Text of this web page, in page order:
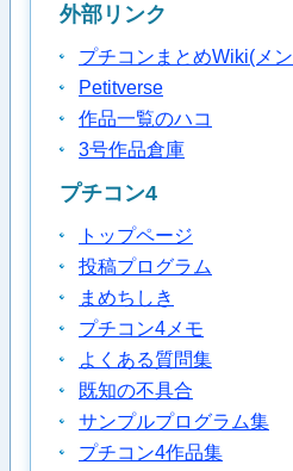
外部リンク
プチコンまとめWiki(メ
Petitverse
作品一覧のハコ
3号作品倉庫
プチコン4
トップページ
投稿プログラム
まめちしき
プチコン4メモ
よくある質問集
既知の不具合
サンプルプログラム集
プチコン4作品集